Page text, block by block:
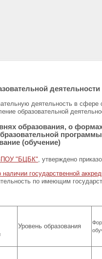
деятельность в сфере
образовательной
образования, о
(обучение)
"БЦБК", утверждено
государственной
по имеющим
Уровень образования